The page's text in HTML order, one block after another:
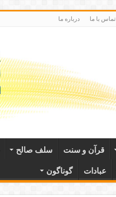
تماس با ما درباره ما
قرآن و سنت سلف صالح
عبادات گوناگون